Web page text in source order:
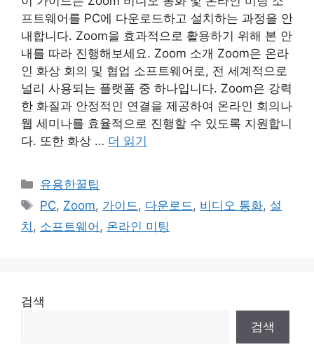
프트웨어를 PC에 다운로드하고 설치하는 과정을 안
내합니다. Zoom을 효과적으로 활용하기 위해 본 안
내를 따라 진행해보세요. Zoom 소개 Zoom은 온라
인 화상 회의 및 협업 소프트웨어로, 전 세계적으로
널리 사용되는 플랫폼 중 하나입니다. Zoom은 강력
한 화질과 안정적인 연결을 제공하여 온라인 회의나
웹 세미나를 효율적으로 진행할 수 있도록 지원합니
다. 또한 화상 … 더 읽기
카
테
리
유용한꿀팁
태
그
PC, Zoom, 가이드, 다운로드, 비디오 통화, 설
치 , 소프트웨어 , 온라인 미팅
검색
검색